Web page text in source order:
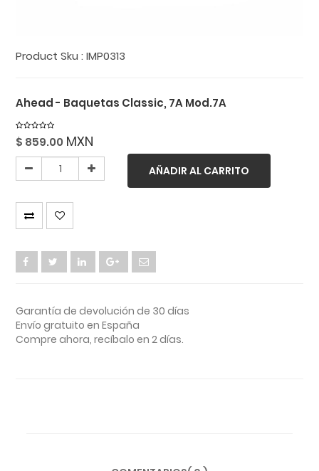
Product Sku :IMP0313
Ahead - Baquetas Classic, 7A Mod.7A
$ 859.00 MXN
AÑADIR AL CARRITO
Garantía de devolución de 30 días
Envío gratuito en España
Compre ahora, recíbalo en 2 días.